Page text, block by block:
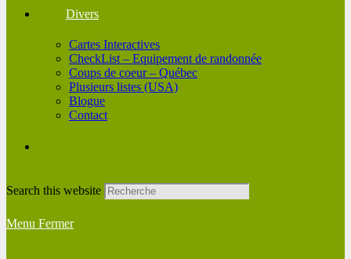
Divers
Cartes Interactives
CheckList – Equipement de randonnée
Coups de coeur – Québec
Plusieurs listes (USA)
Blogue
Contact
Search this website
Menu Fermer